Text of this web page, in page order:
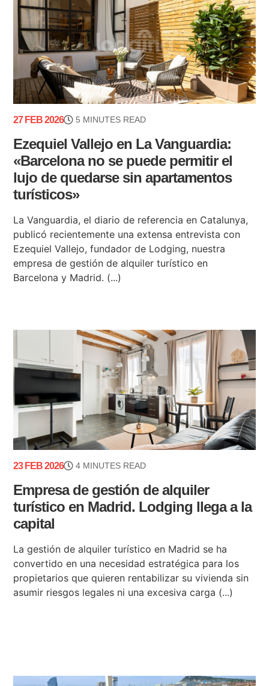
27 FEB 2026 5 MINUTES READ
Ezequiel Vallejo en La Vanguardia:
«Barcelona no se puede permitir el
lujo de quedarse sin apartamentos
turísticos»
La Vanguardia, el diario de referencia en Catalunya,
publicó recientemente una extensa entrevista con
Ezequiel Vallejo, fundador de Lodging, nuestra
empresa de gestión de alquiler turístico en
Barcelona y Madrid. (...)
23 FEB 2026 4 MINUTES READ
Empresa de gestión de alquiler
turístico en Madrid. Lodging llega a la
capital
La gestión de alquiler turístico en Madrid se ha
convertido en una necesidad estratégica para los
propietarios que quieren rentabilizar su vivienda sin
asumir riesgos legales ni una excesiva carga (...)